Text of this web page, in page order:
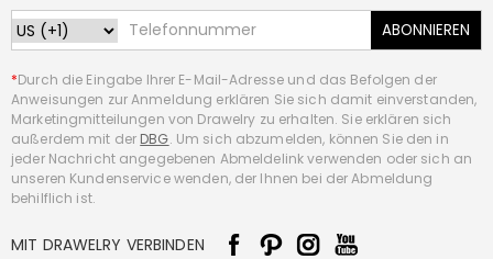
ABONNIEREN
*Durch die Eingabe Ihrer E-Mail-Adresse und das Befolgen der
Anweisungen zur Anmeldung erklären Sie sich damit einverstanden,
Marketingmitteilungen von Drawelry zu erhalten. Sie erklären sich
außerdem mit der DBG. Um sich abzumelden, können Sie den in
jeder Nachricht angegebenen Abmeldelink verwenden oder sich an
unseren Kundenservice wenden, der Ihnen bei der Abmeldung
behilflich ist.
MIT DRAWELRY VERBINDEN